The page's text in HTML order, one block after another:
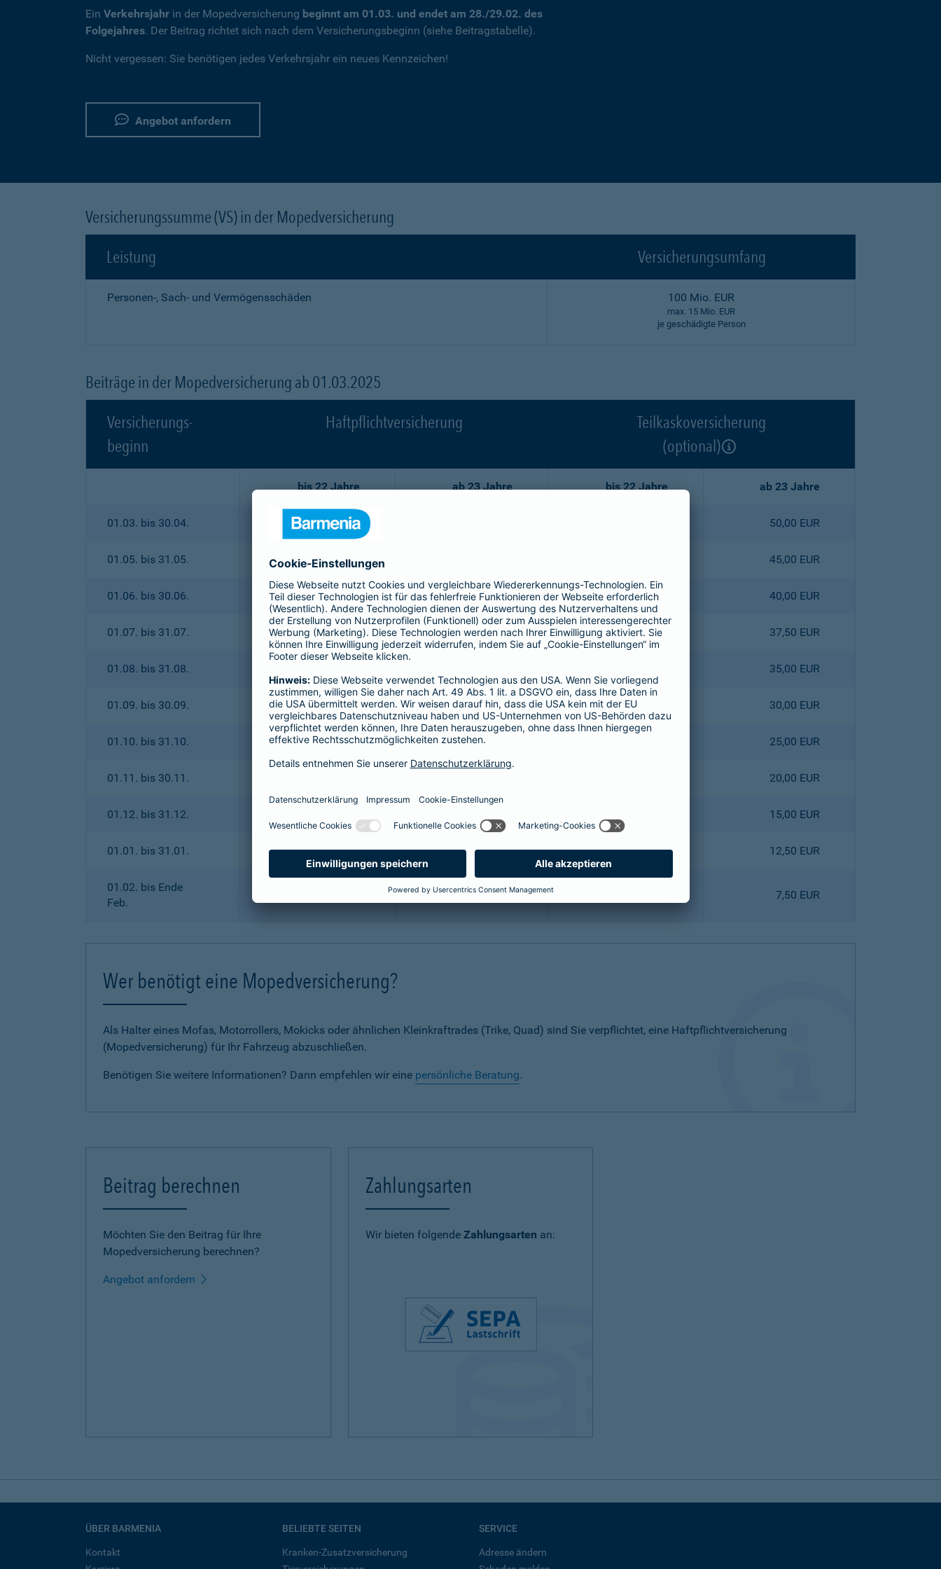
Ein Verkehrsjahr in der Mopedversicherung beginnt am 01.03. und endet am 28./29.02. des
Folgejahres. Der Beitrag richtet sich nach dem Versicherungsbeginn (siehe Beitragstabelle).
Nicht vergessen: Sie benötigen jedes Verkehrsjahr ein neues Kennzeichen!
Angebot anfordern
Versicherungssumme (VS) in der Mopedversicherung
Leistung
Versicherungsumfang
Personen-, Sach- und Vermögensschäden 100 Mio. EUR
max. 15 Mio. EUR
je geschädigte Person
Beiträge in der Mopedversicherung ab 01.03.2025
Versicherungs-
beginn
Haftpflichtversicherung
Teilkaskoversicherung
(optional)
bis 22 Jahre ab 23 Jahre bis 22 Jahre ab 23 Jahre
01.03. bis 30.04. 86,02 EUR 50,00 EUR
01.05. bis 31.05. 77,44 EUR 45,00 EUR
01.06. bis 30.06. 68,75 EUR 47,52 EUR 58,00 EUR 40,00 EUR
01.07. bis 31.07. 64,46 EUR 44,55 EUR 54,40 EUR 37,50 EUR
01.08. bis 31.08. 35,00 EUR
01.09. bis 30.09. 51,59 EUR 35,64 EUR 43,60 EUR 30,00 EUR
01.10. bis 31.10. 43,01 EUR 29,70 EUR 25,00 EUR
01.11. bis 30.11. 20,00 EUR
01.12. bis 31.12. 15,00 EUR
01.01. bis 31.01. 21,45 EUR 14,85 EUR 18,10 EUR 12,50 EUR
01.02. bis Ende
Feb.
8,91 EUR 7,50 EUR
Wer benötigt eine Mopedversicherung?
Als Halter eines Mofas, Motorrollers, Mokicks oder ähnlichen Kleinkraftrades (Trike, Quad) sind Sie verpflichtet, eine Haftpflichtversicherung
(Mopedversicherung) für Ihr Fahrzeug abzuschließen.
Benötigen Sie weitere Informationen? Dann empfehlen wir eine persönliche Beratung.
Beitrag berechnen
Möchten Sie den Beitrag für Ihre
Mopedversicherung berechnen?
Angebot anfordern
Zahlungsarten
Wir bieten folgende Zahlungsarten an:
ÜBER BARMENIA
Kontakt
BELIEBTE SEITEN
Kranken-Zusatzversicherung
SERVICE
Adresse ändern